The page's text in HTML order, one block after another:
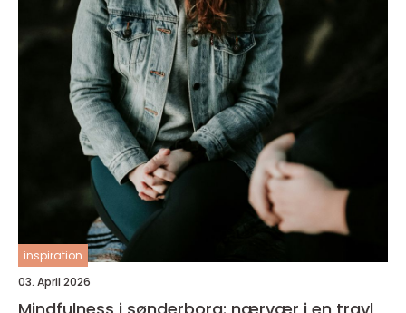
inspiration
03. April 2026